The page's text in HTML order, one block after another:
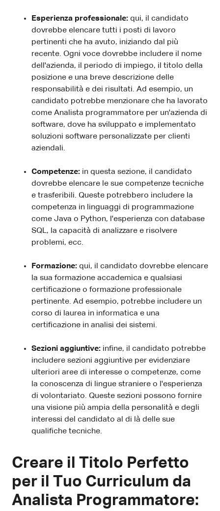
Esperienza professionale: qui, il candidato
dovrebbe elencare tutti i posti di lavoro
pertinenti che ha avuto, iniziando dal più
recente. Ogni voce dovrebbe includere il nome
dell'azienda, il periodo di impiego, il titolo della
posizione e una breve descrizione delle
responsabilità e dei risultati. Ad esempio, un
candidato potrebbe menzionare che ha lavorato
come Analista programmatore per un'azienda di
software, dove ha sviluppato e implementato
soluzioni software personalizzate per clienti
aziendali.
Competenze: in questa sezione, il candidato
dovrebbe elencare le sue competenze tecniche
e trasferibili. Queste potrebbero includere la
competenza in linguaggi di programmazione
come Java o Python, l'esperienza con database
SQL, la capacità di analizzare e risolvere
problemi, ecc.
Formazione: qui, il candidato dovrebbe elencare
la sua formazione accademica e qualsiasi
certificazione o formazione professionale
pertinente. Ad esempio, potrebbe includere un
corso di laurea in informatica e una
certificazione in analisi dei sistemi.
Sezioni aggiuntive: infine, il candidato potrebbe
includere sezioni aggiuntive per evidenziare
ulteriori aree di interesse o competenze, come
la conoscenza di lingue straniere o l'esperienza
di volontariato. Queste sezioni possono fornire
una visione più ampia della personalità e degli
interessi del candidato al di là delle sue
qualifiche tecniche.
Creare il Titolo Perfetto
per il Tuo Curriculum da
Analista Programmatore: